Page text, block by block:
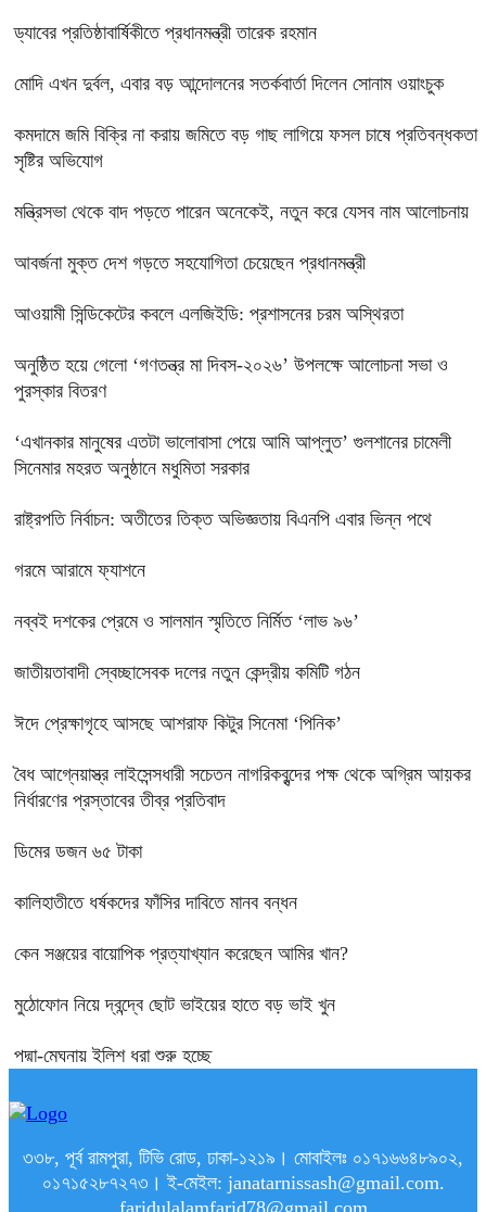
ড্যাবের প্রতিষ্ঠাবার্ষিকীতে প্রধানমন্ত্রী তারেক রহমান
মোদি এখন দুর্বল, এবার বড় আন্দোলনের সতর্কবার্তা দিলেন সোনাম ওয়াংচুক
কমদামে জমি বিক্রি না করায় জমিতে বড় গাছ লাগিয়ে ফসল চাষে প্রতিবন্ধকতা
সৃষ্টির অভিযোগ
মন্ত্রিসভা থেকে বাদ পড়তে পারেন অনেকেই, নতুন করে যেসব নাম আলোচনায়
আবর্জনা মুক্ত দেশ গড়তে সহযোগিতা চেয়েছেন প্রধানমন্ত্রী
‎আওয়ামী সিন্ডিকেটের কবলে এলজিইডি: প্রশাসনের চরম অস্থিরতা
অনুষ্ঠিত হয়ে গেলো ‘গণতন্ত্র মা দিবস-২০২৬’ উপলক্ষে আলোচনা সভা ও
পুরস্কার বিতরণ
‘এখানকার মানুষের এতটা ভালোবাসা পেয়ে আমি আপ্লুত’ গুলশানের চামেলী
সিনেমার মহরত অনুষ্ঠানে মধুমিতা সরকার
রাষ্ট্রপতি নির্বাচন: অতীতের তিক্ত অভিজ্ঞতায় বিএনপি এবার ভিন্ন পথে
গরমে আরামে ফ্যাশনে
নব্বই দশকের প্রেমে ও সালমান স্মৃতিতে নির্মিত ‘লাভ ৯৬’
জাতীয়তাবাদী স্বেচ্ছাসেবক দলের নতুন কেন্দ্রীয় কমিটি গঠন
ঈদে প্রেক্ষাগৃহে আসছে আশরাফ কিটুর সিনেমা ‘পিনিক’
বৈধ আগ্নেয়াস্ত্র লাইসেন্সধারী সচেতন নাগরিকবৃন্দের পক্ষ থেকে অগ্রিম আয়কর
নির্ধারণের প্রস্তাবের তীব্র প্রতিবাদ
ডিমের ডজন ৬৫ টাকা
কালিহাতীতে ধর্ষকদের ফাঁসির দাবিতে মানব বন্ধন
কেন সঞ্জয়ের বায়োপিক প্রত্যাখ্যান করেছেন আমির খান?
মুঠোফোন নিয়ে দ্বন্দ্বে ছোট ভাইয়ের হাতে বড় ভাই খুন
পদ্মা-মেঘনায় ইলিশ ধরা শুরু হচ্ছে
৩৩৮, পূর্ব রামপুরা, টিভি রোড, ঢাকা-১২১৯। মোবাইলঃ ০১৭১৬৬৪৮৯০২,
০১৭১৫২৮৭২৭৩। ই-মেইল: janatarnissash@gmail.com.